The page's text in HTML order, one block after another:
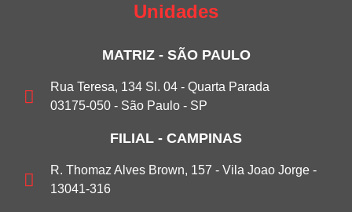
Unidades
MATRIZ - SÃO PAULO
Rua Teresa, 134 Sl. 04 - Quarta Parada
03175-050 - São Paulo - SP
FILIAL - CAMPINAS
R. Thomaz Alves Brown, 157 - Vila Joao Jorge -
13041-316